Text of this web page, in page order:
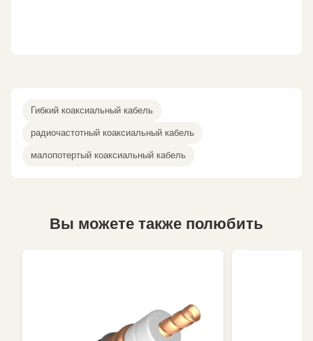
Гибкий коаксиальный кабель
радиочастотный коаксиальный кабель
малопотертый коаксиальный кабель
Вы можете также полюбить